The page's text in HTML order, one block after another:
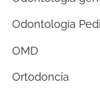
Odontología
OMD
Ortodoncia